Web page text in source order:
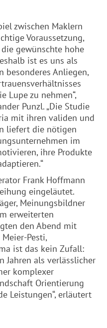
zwischen Maklern
Voraussetzung,
gewünschte hohe
ist es uns als
besonderes Anliegen,
Lupe zu nehmen“,
Punzl. „Die Studie
mit ihren validen und
liefert die nötigen
im
ihre Produkte
Frank Hoffmann
eingeläutet.
Meinungsbildner
erweiterten
den Abend mit
Pesti,
ist das kein Zufall:
Jahren als verlässlicher
komplexer
Orientierung
Leistungen“, erläutert